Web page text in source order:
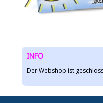
INFO
Der Webshop ist